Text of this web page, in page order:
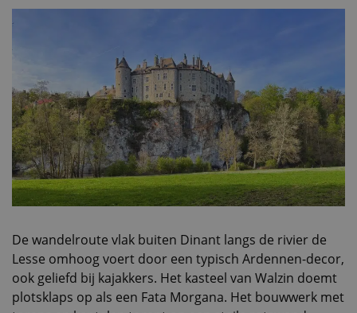
De wandelroute vlak buiten Dinant langs de rivier de
Lesse omhoog voert door een typisch Ardennen-decor,
ook geliefd bij kajakkers. Het kasteel van Walzin doemt
plotsklaps op als een Fata Morgana. Het bouwwerk met